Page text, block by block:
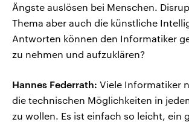
Ängste auslösen bei Menschen.
Thema aber auch die künstliche
Antworten können den Informatiker
zu nehmen und aufzuklären?
Hannes Federrath: Viele Informatiker
die technischen Möglichkeiten in
zu wollen. Es ist einfach so leicht, ein